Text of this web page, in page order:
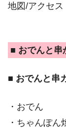
地図/アクセス
■ おでんと串
■ おでんと串
・おでん
・ちゃんぽ